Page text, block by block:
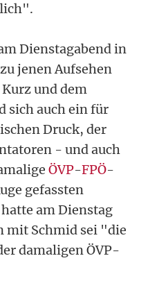
Dienstagabend in
jenen Aufsehen
und dem
sich auch ein für
Druck, der
- und auch
ÖVP-FPÖ-
gefassten
am Dienstag
mit Schmid sei "die
damaligen ÖVP-